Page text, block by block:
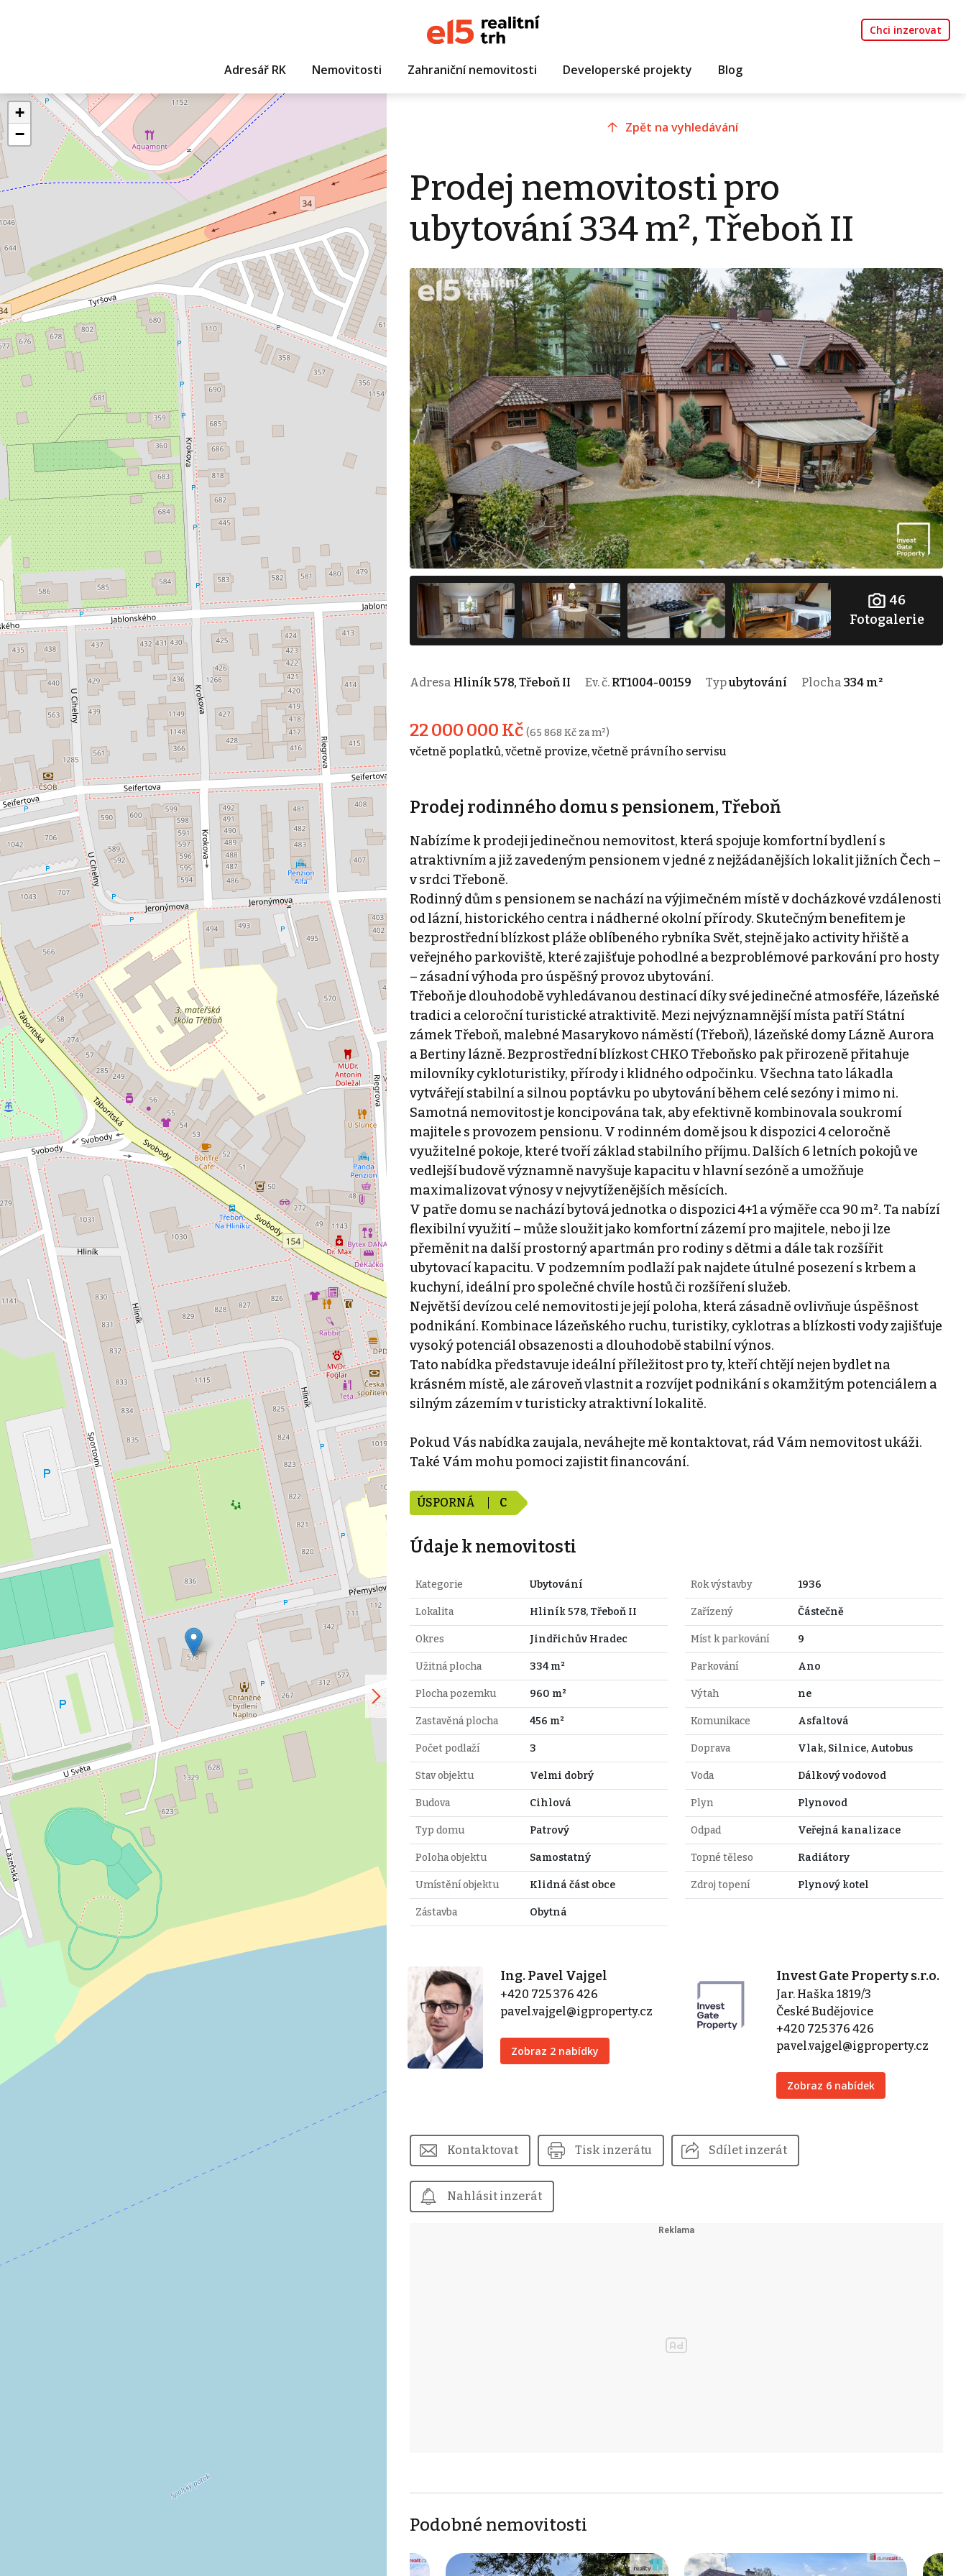
Chci inzerovat
Adresář RK Nemovitosti Zahraniční nemovitosti Developerské projekty Blog
+
−
Zpět na vyhledávání
Prodej nemovitosti pro
ubytování 334 m², Třeboň II
46
Fotogalerie
Adresa Hliník 578, Třeboň II Ev. č. RT1004-00159 Typubytování Plocha 334 m²
22 000 000 Kč (65 868 Kč za m²)
včetně poplatků, včetně provize, včetně právního servisu
Prodej rodinného domu s pensionem, Třeboň
Nabízíme k prodeji jedinečnou nemovitost, která spojuje komfortní bydlení s
atraktivním a již zavedeným pensionem v jedné z nejžádanějších lokalit jižních Čech –
v srdci Třeboně.
Rodinný dům s pensionem se nachází na výjimečném místě v docházkové vzdálenosti
od lázní, historického centra i nádherné okolní přírody. Skutečným benefitem je
bezprostřední blízkost pláže oblíbeného rybníka Svět, stejně jako activity hřiště a
veřejného parkoviště, které zajišťuje pohodlné a bezproblémové parkování pro hosty
– zásadní výhoda pro úspěšný provoz ubytování.
Třeboň je dlouhodobě vyhledávanou destinací díky své jedinečné atmosféře, lázeňské
tradici a celoroční turistické atraktivitě. Mezi nejvýznamnější místa patří Státní
zámek Třeboň, malebné Masarykovo náměstí (Třeboň), lázeňské domy Lázně Aurora
a Bertiny lázně. Bezprostřední blízkost CHKO Třeboňsko pak přirozeně přitahuje
milovníky cykloturistiky, přírody i klidného odpočinku. Všechna tato lákadla
vytvářejí stabilní a silnou poptávku po ubytování během celé sezóny i mimo ni.
Samotná nemovitost je koncipována tak, aby efektivně kombinovala soukromí
majitele s provozem pensionu. V rodinném domě jsou k dispozici 4 celoročně
využitelné pokoje, které tvoří základ stabilního příjmu. Dalších 6 letních pokojů ve
vedlejší budově významně navyšuje kapacitu v hlavní sezóně a umožňuje
maximalizovat výnosy v nejvytíženějších měsících.
V patře domu se nachází bytová jednotka o dispozici 4+1 a výměře cca 90 m². Ta nabízí
flexibilní využití – může sloužit jako komfortní zázemí pro majitele, nebo ji lze
přeměnit na další prostorný apartmán pro rodiny s dětmi a dále tak rozšířit
ubytovací kapacitu. V podzemním podlaží pak najdete útulné posezení s krbem a
kuchyní, ideální pro společné chvíle hostů či rozšíření služeb.
Největší devízou celé nemovitosti je její poloha, která zásadně ovlivňuje úspěšnost
podnikání. Kombinace lázeňského ruchu, turistiky, cyklotras a blízkosti vody zajišťuje
vysoký potenciál obsazenosti a dlouhodobě stabilní výnos.
Tato nabídka představuje ideální příležitost pro ty, kteří chtějí nejen bydlet na
krásném místě, ale zároveň vlastnit a rozvíjet podnikání s okamžitým potenciálem a
silným zázemím v turisticky atraktivní lokalitě.
Pokud Vás nabídka zaujala, neváhejte mě kontaktovat, rád Vám nemovitost ukáži.
Také Vám mohu pomoci zajistit financování.
ÚSPORNÁ C
Údaje k nemovitosti
Kategorie Ubytování
Lokalita Hliník 578, Třeboň II
Okres Jindřichův Hradec
Užitná plocha 334 m²
Plocha pozemku 960 m²
Zastavěná plocha 456 m²
Počet podlaží 3
Stav objektu Velmi dobrý
Budova Cihlová
Typ domu Patrový
Poloha objektu Samostatný
Umístění objektu Klidná část obce
Zástavba Obytná
Rok výstavby 1936
Zařízený Částečně
Míst k parkování 9
Parkování Ano
Výtah ne
Komunikace Asfaltová
Doprava Vlak, Silnice, Autobus
Voda Dálkový vodovod
Plyn Plynovod
Odpad Veřejná kanalizace
Topné těleso Radiátory
Zdroj topení Plynový kotel
Ing. Pavel Vajgel
+420 725 376 426
pavel.vajgel@igproperty.cz
Zobraz 2 nabídky
Invest Gate Property s.r.o.
Jar. Haška 1819/3
České Budějovice
+420 725 376 426
pavel.vajgel@igproperty.cz
Zobraz 6 nabídek
Kontaktovat Tisk inzerátu Sdílet inzerát
Nahlásit inzerát
Podobné nemovitosti